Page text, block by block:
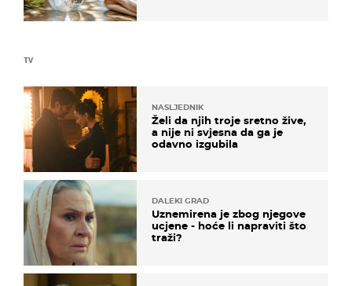
TV
NASLJEDNIK
Želi da njih troje sretno žive,
a nije ni svjesna da ga je
odavno izgubila
DALEKI GRAD
Uznemirena je zbog njegove
ucjene - hoće li napraviti što
traži?